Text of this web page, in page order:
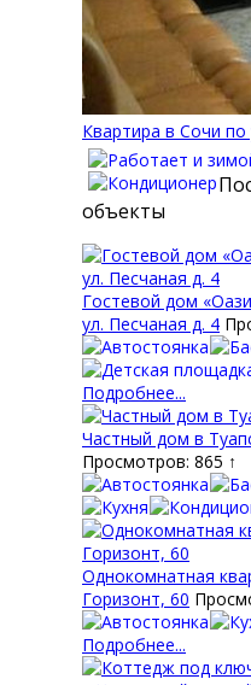
Квартира в Сочи по
объекты
Гостевой дом
ул. Песчаная д. 4
Подробнее...
Частный дом в
Просмотров: 865 ↑
Однокомнатная
Горизонт, 60
Подробнее...